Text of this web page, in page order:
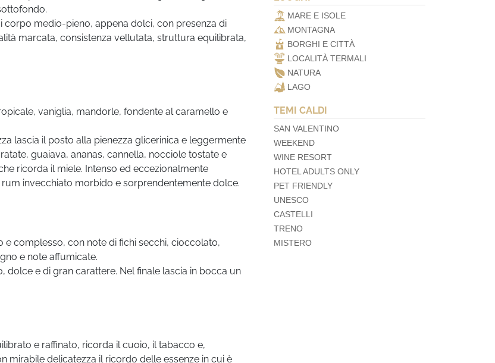
medio-pieno, appena dolci, con presenza di
marcata, consistenza vellutata, struttura equilibrata,
vaniglia, mandorle, fondente al caramello e
lascia il posto alla pienezza glicerinica e leggermente
guaiava, ananas, cannella, nocciole tostate e
ricorda il miele. Intenso ed eccezionalmente
invecchiato morbido e sorprendentemente dolce.
e complesso, con note di fichi secchi, cioccolato,
e note affumicate.
dolce e di gran carattere. Nel finale lascia in bocca un
e raffinato, ricorda il cuoio, il tabacco e,
mirabile delicatezza il ricordo delle essenze in cui è
MARE E ISOLE
MONTAGNA
BORGHI E CITTÀ
LOCALITÀ TERMALI
NATURA
LAGO
TEMI CALDI
SAN VALENTINO
WEEKEND
WINE RESORT
HOTEL ADULTS ONLY
PET FRIENDLY
UNESCO
CASTELLI
TRENO
MISTERO